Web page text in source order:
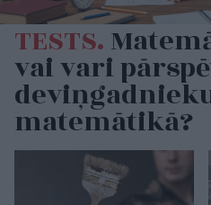
TESTS.
vai vari
matemātikā?